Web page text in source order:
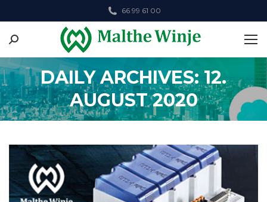
66 99 61 00
Search:
DAILY ARCHIVES: 12.
AUGUST 2020